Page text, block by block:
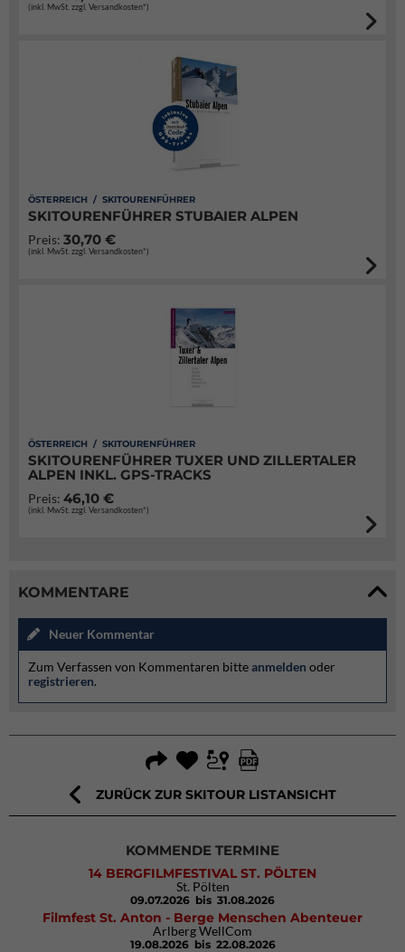
(inkl. MwSt. zzgl. Versandkosten*)
ÖSTERREICH / SKITOURENFÜHRER
SKITOURENFÜHRER STUBAIER ALPEN
Preis: 30,70 €
(inkl. MwSt. zzgl. Versandkosten*)
ÖSTERREICH / SKITOURENFÜHRER
SKITOURENFÜHRER TUXER UND ZILLERTALER
ALPEN INKL. GPS-TRACKS
Preis: 46,10 €
(inkl. MwSt. zzgl. Versandkosten*)
KOMMENTARE
Neuer Kommentar
Zum Verfassen von Kommentaren bitteanmelden oder
registrieren.
ZURÜCK ZUR SKITOUR LISTANSICHT
KOMMENDE TERMINE
14 BERGFILMFESTIVAL ST. PÖLTEN
St. Pölten
09.07.2026 bis 31.08.2026
Filmfest St. Anton - Berge Menschen Abenteuer
Arlberg WellCom
19.08.2026 bis 22.08.2026